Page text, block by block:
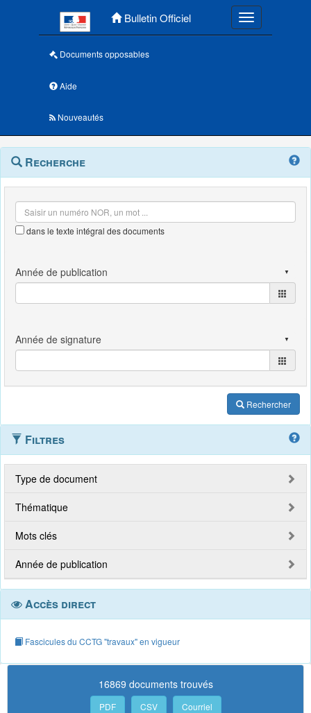
Bulletin Officiel Toggle
Documents opposables
Aide
Nouveautés
Navigation
outils
Menu
contextuel
Recherche
dans le texte intégral des documents
Rechercher
Filtres
Type de document
Thématique
Mots clés
Année de publication
Accès direct
Fascicules du CCTG "travaux" en vigueur
16869 documents trouvés
PDF CSV Courriel